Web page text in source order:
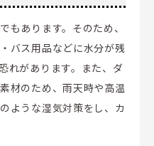
もあります。そのため、
バス用品などに水分が残
れがあります。また、ダ
材のため、雨天時や高温
ような湿気対策をし、カ